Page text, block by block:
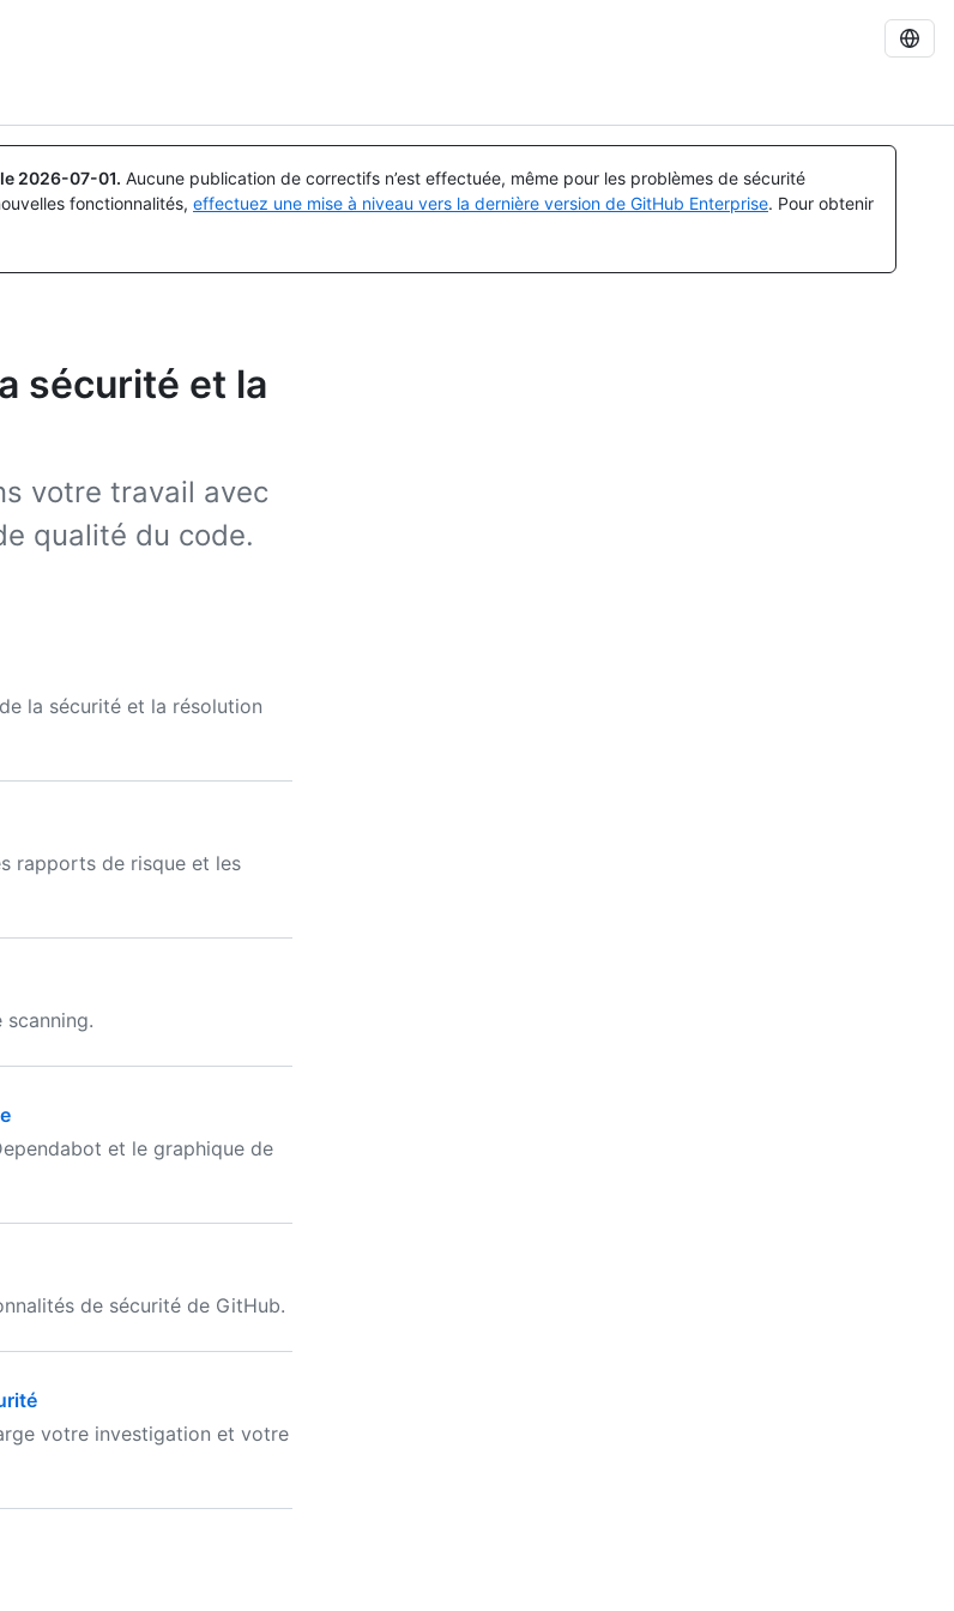
2026-07-01. Aucune publication de correctifs n’est effectuée, même pour les problèmes de sécurité
fonctionnalités, effectuez une mise à niveau vers la dernière version de GitHub Enterprise. Pour obtenir
sécurité et la
votre travail avec
qualité du code.
la sécurité et la résolution
rapports de risque et les
et le graphique de
de sécurité de GitHub.
votre investigation et votre